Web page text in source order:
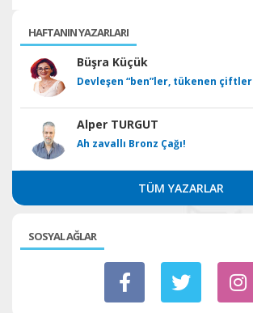
HAFTANIN YAZARLARI
Büşra Küçük
Devleşen “ben”ler, tükenen çiftler
Alper TURGUT
Ah zavallı Bronz Çağı!
TÜM YAZARLAR
SOSYAL AĞLAR